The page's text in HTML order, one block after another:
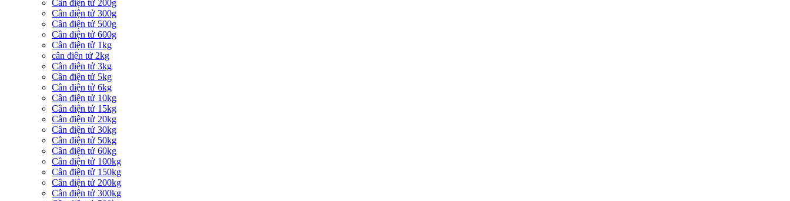
Cân điện tử 200g
Cân điện tử 300g
Cân điện tử 500g
Cân điện tử 600g
Cân điện tử 1kg
cân điện tử 2kg
Cân điện tử 3kg
Cân điện tử 5kg
Cân điện tử 6kg
Cân điện tử 10kg
Cân điện tử 15kg
Cân điện tử 20kg
Cân điện tử 30kg
Cân điện tử 50kg
Cân điện tử 60kg
Cân điện tử 100kg
Cân điện tử 150kg
Cân điện tử 200kg
Cân điện tử 300kg